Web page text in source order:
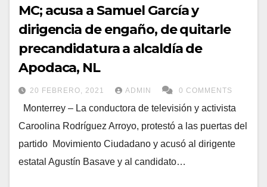
MC; acusa a Samuel García y
dirigencia de engaño, de quitarle
precandidatura a alcaldía de
Apodaca, NL
20 FEBRERO, 2021 ADMIN 0 COMMENTS
Monterrey – La conductora de televisión y activista
Caroolina Rodríguez Arroyo, protestó a las puertas del
partido Movimiento Ciudadano y acusó al dirigente
estatal Agustín Basave y al candidato…